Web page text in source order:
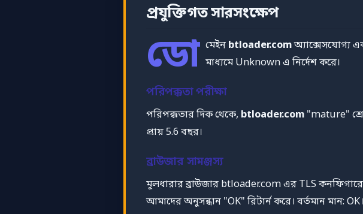
প্রযুক্তিগত সারসংক্ষেপ
ডো মেইন btloader.comঅ্যাক্সেসযোগ্য
মাধ্যমে Unknown এ নির্দেশ করে।
পরিপক্কতা পরীক্ষা
পরিপক্কতার দিক থেকে, btloader.com "mature"
প্রায় 5.6 বছর।
ব্রাউজার সামঞ্জস্য
মূলধারার ব্রাউজার btloader.com এর TLS
আমাদের অনুসন্ধান "OK" রিটার্ন করে। বর্তমান মান: OK।